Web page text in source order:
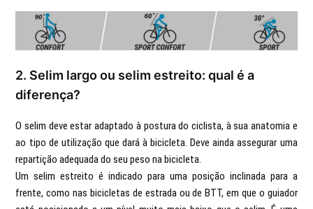
2. Selim largo ou selim estreito: qual é a
diferença?
O selim deve estar adaptado à postura do ciclista, à sua anatomia e
ao tipo de utilização que dará à bicicleta. Deve ainda assegurar uma
repartição adequada do seu peso na bicicleta.
Um selim estreito é indicado para uma posição inclinada para a
frente, como nas bicicletas de estrada ou de BTT, em que o guiador